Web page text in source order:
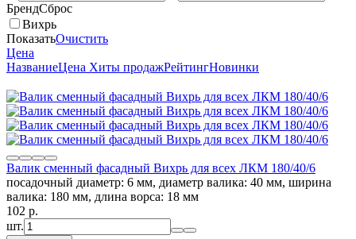
БрендСброс
Вихрь
ПоказатьОчистить
Цена
НазваниеЦена Хиты продажРейтингНовинки
Валик сменный фасадный Вихрь для всех ЛКМ 180/40/6
посадочный диаметр: 6 мм, диаметр валика: 40 мм, ширина
валика: 180 мм, длина ворса: 18 мм
102 p.
шт.